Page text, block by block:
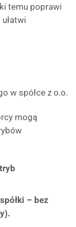
temu poprawi
w spółce z o.o.
mogą
– bez